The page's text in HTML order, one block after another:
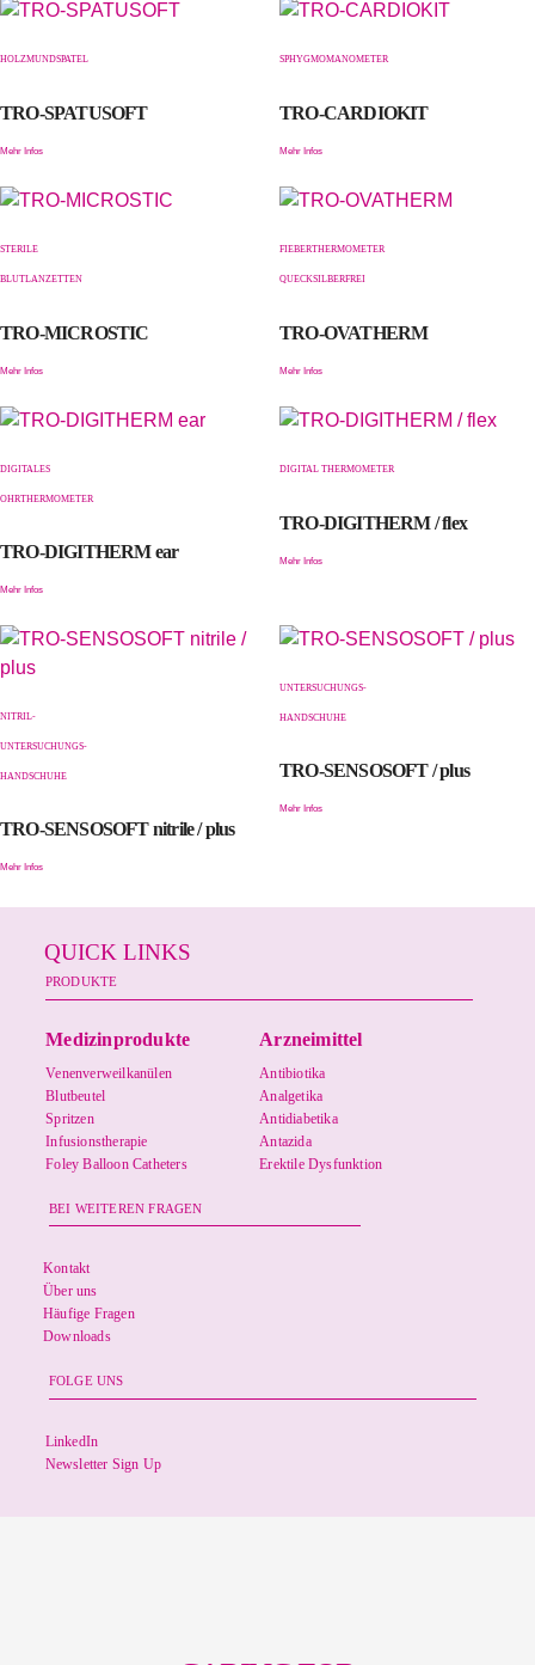
HOLZMUNDSPATEL
TRO-SPATUSOFT
Mehr Infos
SPHYGMOMANOMETER
TRO-CARDIOKIT
Mehr Infos
STERILE
BLUTLANZETTEN
TRO-MICROSTIC
Mehr Infos
FIEBERTHERMOMETER
QUECKSILBERFREI
TRO-OVATHERM
Mehr Infos
DIGITALES
OHRTHERMOMETER
TRO-DIGITHERM ear
Mehr Infos
DIGITAL THERMOMETER
TRO-DIGITHERM / flex
Mehr Infos
NITRIL-
UNTERSUCHUNGS-
HANDSCHUHE
TRO-SENSOSOFT nitrile / plus
Mehr Infos
UNTERSUCHUNGS-
HANDSCHUHE
TRO-SENSOSOFT / plus
Mehr Infos
QUICK LINKS
PRODUKTE
Medizinprodukte
Venenverweilkanülen
Blutbeutel
Spritzen
Infusionstherapie
Foley Balloon Catheters
Arzneimittel
Antibiotika
Analgetika
Antidiabetika
Antazida
Erektile Dysfunktion
BEI WEITEREN FRAGEN
Kontakt
Über uns
Häufige Fragen
Downloads
FOLGE UNS
LinkedIn
Newsletter Sign Up